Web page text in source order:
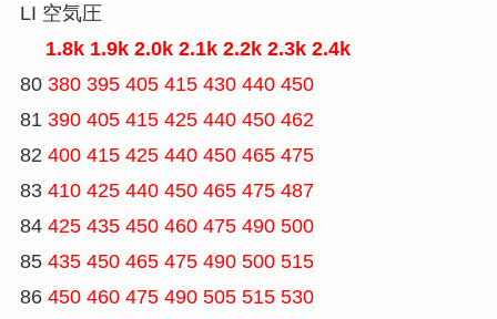
LI 空気圧
1.8k 1.9k 2.0k 2.1k 2.2k 2.3k 2.4k
80 380 395 405 415 430 440 450
81 390 405 415 425 440 450 462
82 400 415 425 440 450 465 475
83 410 425 440 450 465 475 487
84 425 435 450 460 475 490 500
85 435 450 465 475 490 500 515
86 450 460 475 490 505 515 530